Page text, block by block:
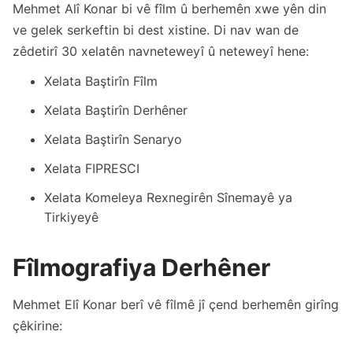
Mehmet Alî Konar bi vê fîlm û berhemên xwe yên din
ve gelek serkeftin bi dest xistine. Di nav wan de
zêdetirî 30 xelatên navneteweyî û neteweyî hene:
Xelata Baştirîn Fîlm
Xelata Baştirîn Derhêner
Xelata Baştirîn Senaryo
Xelata FIPRESCI
Xelata Komeleya Rexnegirên Sînemayê ya
Tirkiyeyê
Fîlmografiya Derhêner
Mehmet Elî Konar berî vê fîlmê jî çend berhemên girîng
çêkirine: